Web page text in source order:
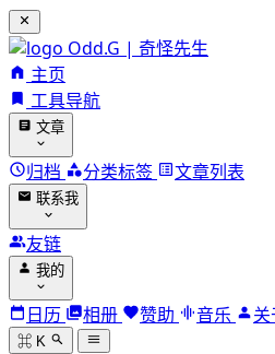
Odd.G | 奇怪先生
主页
工具导航
文章
归档 分类标签 文章列表
联系我
友链
我的
日历 相册 赞助 音乐
⌘ K